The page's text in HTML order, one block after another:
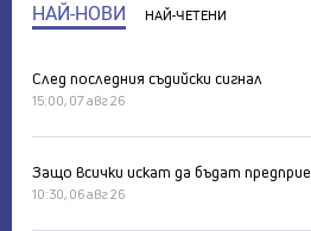
НАЙ-НОВИ НАЙ-ЧЕТЕНИ
След последния съдийски сигнал
15:00, 07 авг 26
Защо всички искат да бъдат
10:30, 06 авг 26